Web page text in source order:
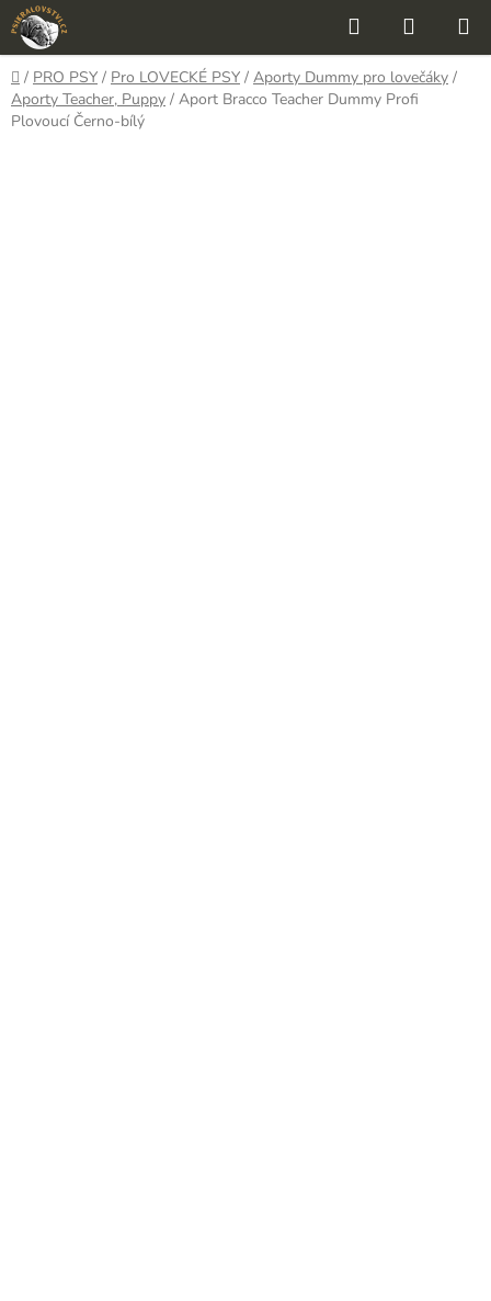
Přejít
na
obsah
Hledat
KOŠÍK
Domů
/ PRO PSY / Pro LOVECKÉ PSY / Aporty Dummy pro lovečáky /
Aporty Teacher, Puppy / Aport Bracco Teacher Dummy Profi
Plovoucí Černo-bílý